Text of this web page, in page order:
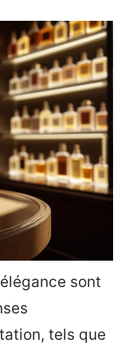
sont
tels que